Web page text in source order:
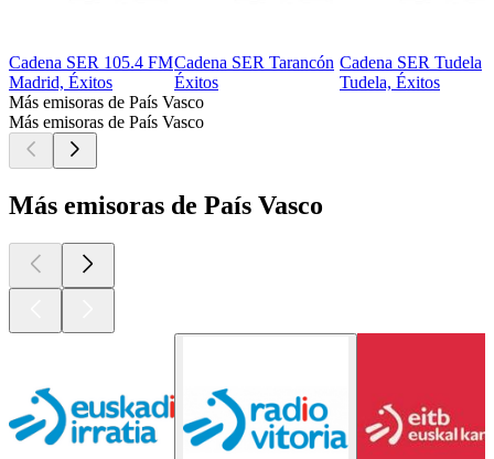
Cadena SER 105.4 FM
Madrid, Éxitos
Cadena SER Tarancón
Éxitos
Cadena SER Tudela
Tudela, Éxitos
Más emisoras de País Vasco
Más emisoras de País Vasco
Más emisoras de País Vasco